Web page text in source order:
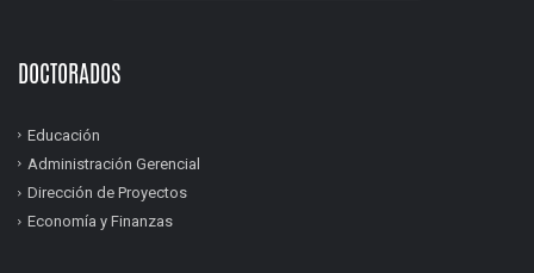
DOCTORADOS
Educación
Administración Gerencial
Dirección de Proyectos
Economía y Finanzas